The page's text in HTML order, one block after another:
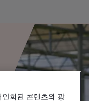
화된 콘텐츠와 광